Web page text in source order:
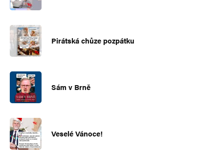
Pirátská chůze pozpátku
Sám v Brně
Veselé Vánoce!